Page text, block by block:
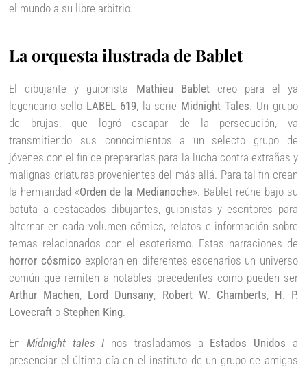
el mundo a su libre arbitrio.
La orquesta ilustrada de Bablet
El dibujante y guionista Mathieu Bablet creo para el ya
legendario sello LABEL 619, la serie Midnight Tales. Un grupo
de brujas, que logró escapar de la persecución, va
transmitiendo sus conocimientos a un selecto grupo de
jóvenes con el fin de prepararlas para la lucha contra extrañas y
malignas criaturas provenientes del más allá. Para tal fin crean
la hermandad «Orden de la Medianoche». Bablet reúne bajo su
batuta a destacados dibujantes, guionistas y escritores para
alternar en cada volumen cómics, relatos e información sobre
temas relacionados con el esoterismo. Estas narraciones de
horror cósmico exploran en diferentes escenarios un universo
común que remiten a notables precedentes como pueden ser
Arthur Machen, Lord Dunsany, Robert W. Chamberts, H. P.
Lovecraft oStephen King.
EnMidnight tales I nos trasladamos a Estados Unidos a
presenciar el último día en el instituto de un grupo de amigas